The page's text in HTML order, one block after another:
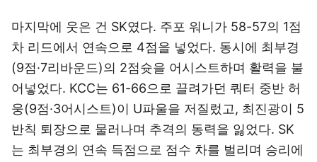
마지막에 웃은 건 SK였다. 주포 워니가 58-57의 1점
차 리드에서 연속으로 4점을 넣었다. 동시에 최부경
(9점·7리바운드)의 2점슛을 어시스트하며 활력을 불
어넣었다. KCC는 61-66으로 끌려가던 쿼터 중반 허
웅(9점·3어시스트)이 U파울을 저질렀고, 최진광이 5
반칙 퇴장으로 물러나며 추격의 동력을 잃었다. SK
는 최부경의 연속 득점으로 점수 차를 벌리며 승리에